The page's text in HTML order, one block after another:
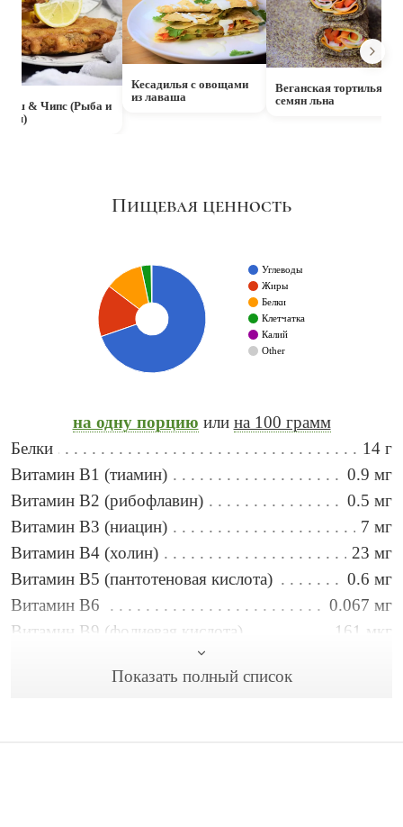
& Чипс (Рыба и
Кесадилья с овощами
из лаваша
Веганская тортилья из
семян льна
Пищевая ценность
Углеводы
Жиры
Белки
Клетчатка
Калий
Other
на одну порцию или на 100 грамм
Белки
14 г
Витамин B1 (тиамин)
0.9 мг
Витамин B2 (рибофлавин)
0.5 мг
Витамин B3 (ниацин)
7 мг
Витамин B4 (холин)
23 мг
Витамин B5 (пантотеновая кислота)
0.6 мг
Витамин B6
0.067 мг
Витамин B9 (фолиевая кислота)
161 мкг
Показать полный список